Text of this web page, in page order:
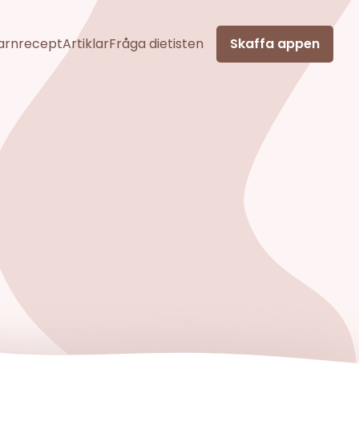
ArtiklarFråga dietisten Skaffa appen